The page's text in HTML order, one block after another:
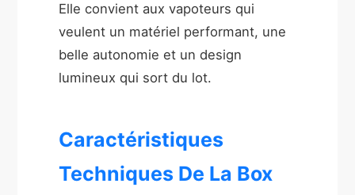
Elle convient aux vapoteurs qui
veulent un matériel performant, une
belle autonomie et un design
lumineux qui sort du lot.
Caractéristiques
Techniques De La Box